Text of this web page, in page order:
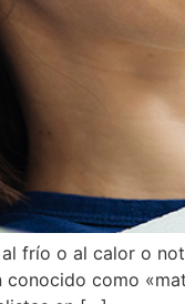
frío o al calor o
como